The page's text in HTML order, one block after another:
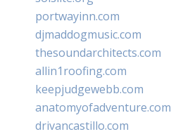
portwayinn.com
djmaddogmusic.com
thesoundarchitects.com
allin1roofing.com
keepjudgewebb.com
anatomyofadventure.com
drivancastillo.com